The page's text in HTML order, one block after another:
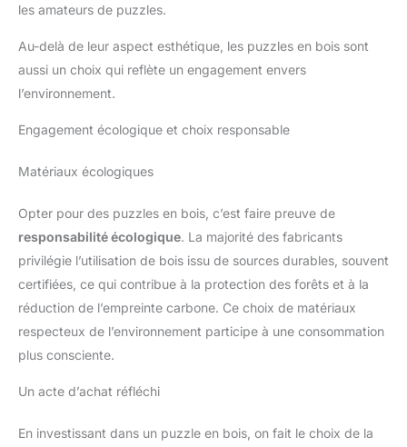
les amateurs de puzzles.
Au-delà de leur aspect esthétique, les puzzles en bois sont
aussi un choix qui reflète un engagement envers
l’environnement.
Engagement écologique et choix responsable
Matériaux écologiques
Opter pour des puzzles en bois, c’est faire preuve de
responsabilité écologique. La majorité des fabricants
privilégie l’utilisation de bois issu de sources durables, souvent
certifiées, ce qui contribue à la protection des forêts et à la
réduction de l’empreinte carbone. Ce choix de matériaux
respecteux de l’environnement participe à une consommation
plus consciente.
Un acte d’achat réfléchi
En investissant dans un puzzle en bois, on fait le choix de la